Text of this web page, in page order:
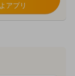
アプリ